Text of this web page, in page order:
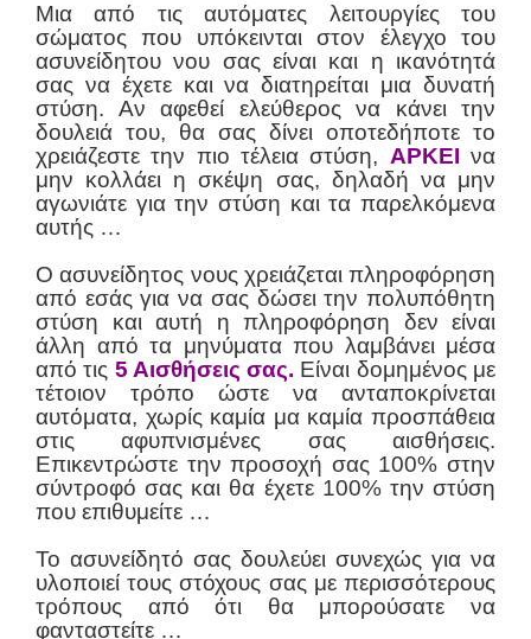
Μια από τις αυτόματες λειτουργίες του
σώματος που υπόκεινται στον έλεγχο του
ασυνείδητου νου σας είναι και η ικανότητά
σας να έχετε και να διατηρείται μια δυνατή
στύση. Αν αφεθεί ελεύθερος να κάνει την
δουλειά του, θα σας δίνει οποτεδήποτε το
χρειάζεστε την πιο τέλεια στύση, ΑΡΚΕΙ να
μην κολλάει η σκέψη σας, δηλαδή να μην
αγωνιάτε για την στύση και τα παρελκόμενα
αυτής …
Ο ασυνείδητος νους χρειάζεται πληροφόρηση
από εσάς για να σας δώσει την πολυπόθητη
στύση και αυτή η πληροφόρηση δεν είναι
άλλη από τα μηνύματα που λαμβάνει μέσα
από τις 5 Αισθήσεις σας. Είναι δομημένος με
τέτοιον τρόπο ώστε να ανταποκρίνεται
αυτόματα, χωρίς καμία μα καμία προσπάθεια
στις αφυπνισμένες σας αισθήσεις.
Επικεντρώστε την προσοχή σας 100% στην
σύντροφό σας και θα έχετε 100% την στύση
που επιθυμείτε …
Το ασυνείδητό σας δουλεύει συνεχώς για να
υλοποιεί τους στόχους σας με περισσότερους
τρόπους από ότι θα μπορούσατε να
φανταστείτε …